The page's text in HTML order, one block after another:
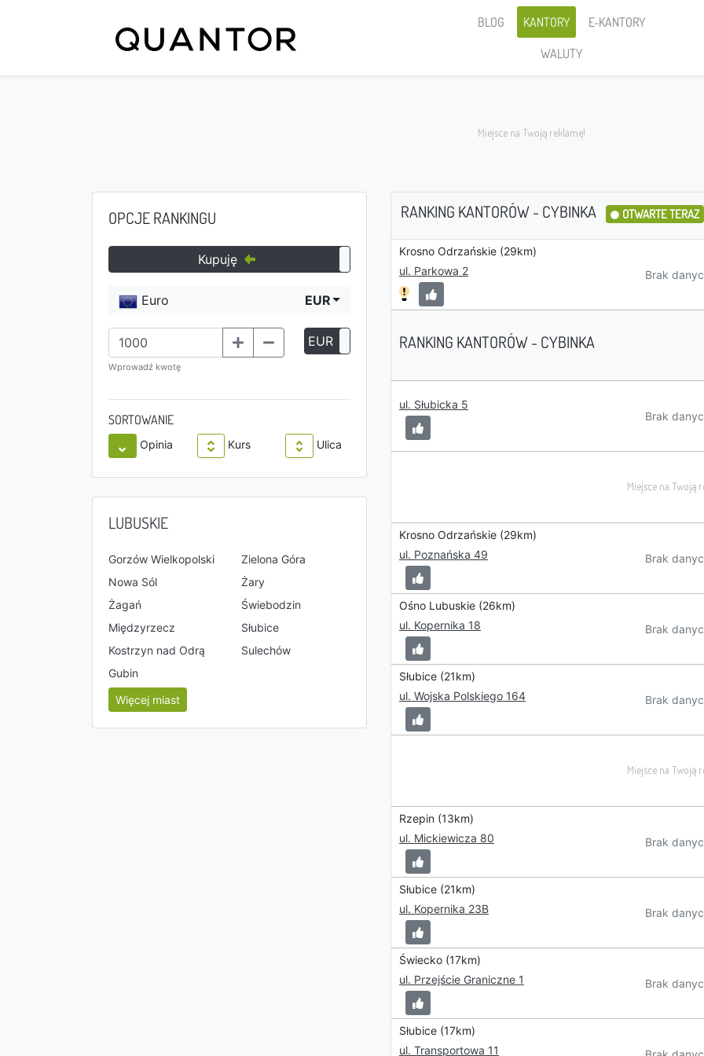
BLOG KANTORY
E-KANTORY
WALUTY
OPCJE RANKINGU
Kupuję Sprzedaję
Euro EUR
Wprowadź kwotę
EUR
SORTOWANIE
Opinia Kurs Ulica
LUBUSKIE
Gorzów Wielkopolski
Zielona Góra
Nowa Sól
Żary
Żagań
Świebodzin
Międzyrzecz
Słubice
Kostrzyn nad Odrą
Sulechów
Gubin
Więcej miast
RANKING KANTORÓW - CYBINKA OTWARTE TERAZ
Krosno Odrzańskie (29km)
ul. Parkowa 2
Brak
RANKING KANTORÓW - CYBINKA
ul. Słubicka 5
Brak
Krosno Odrzańskie (29km)
ul. Poznańska 49
Brak
Ośno Lubuskie (26km)
ul. Kopernika 18
Brak
Słubice (21km)
ul. Wojska Polskiego 164
Brak
Rzepin (13km)
ul. Mickiewicza 80
Brak
Słubice (21km)
ul. Kopernika 23B
Brak
Świecko (17km)
ul. Przejście Graniczne 1
Brak
Słubice (17km)
ul. Transportowa 11